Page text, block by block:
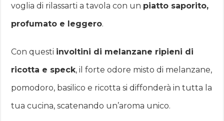
voglia di rilassarti a tavola con un piatto saporito,
profumato e leggero.
Con questi involtini di melanzane ripieni di
ricotta e speck, il forte odore misto di melanzane,
pomodoro, basilico e ricotta si diffonderà in tutta la
tua cucina, scatenando un’aroma unico.